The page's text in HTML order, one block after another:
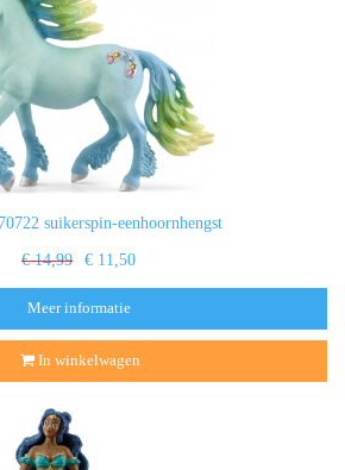
suikerspin-eenhoornhengst
€ 14,99 € 11,50
Meer informatie
In winkelwagen